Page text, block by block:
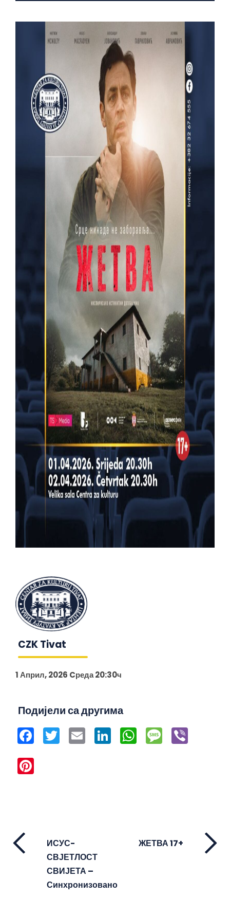
CZK Tivat
1 Април, 2026 Cреда 20:30ч
Подијели са другима
Facebook
Twitter Email LinkedInWhatsApp
Message
ИСУС-
СВЈЕТЛОСТ
СВИЈЕТА –
Синхронизовано
ЖЕТВА 17+